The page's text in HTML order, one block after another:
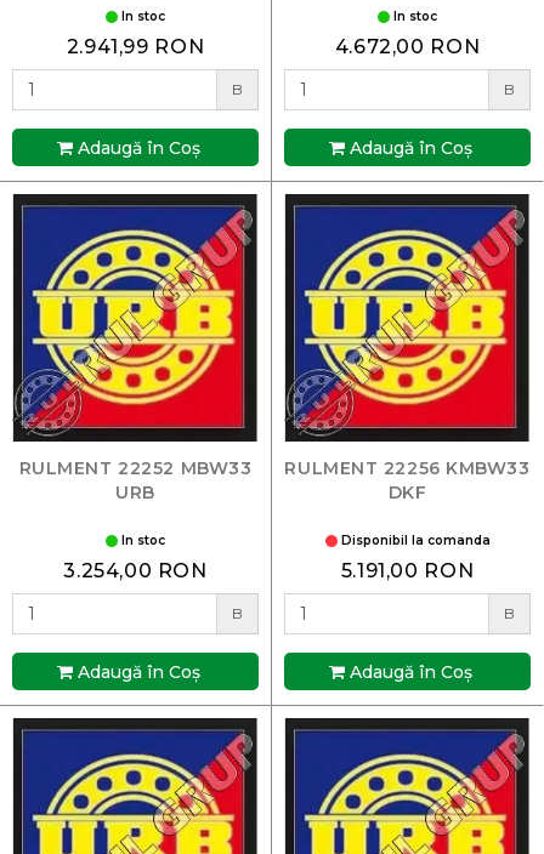
In stoc
2.941,99 RON
B
Adaugă în Coş
In stoc
4.672,00 RON
B
Adaugă în Coş
RULMENT 22252 MBW33
URB
In stoc
3.254,00 RON
B
Adaugă în Coş
RULMENT 22256 KMBW33
DKF
Disponibil la comanda
5.191,00 RON
B
Adaugă în Coş